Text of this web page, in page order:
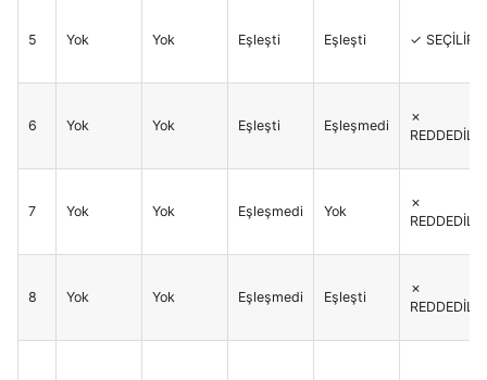
5 Yok Yok Eşleşti Eşleşti ✓ SEÇİLİR
6 Yok Yok Eşleşti Eşleşmedi
✗
REDDEDİLİR
7 Yok Yok Eşleşmedi Yok
✗
REDDEDİLİR
8 Yok Yok Eşleşmedi Eşleşti
✗
REDDEDİLİR